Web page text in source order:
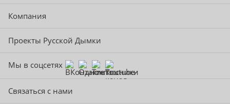
Компания
Проекты Русской Дымки
Мы в соцсетях
Связаться с нами